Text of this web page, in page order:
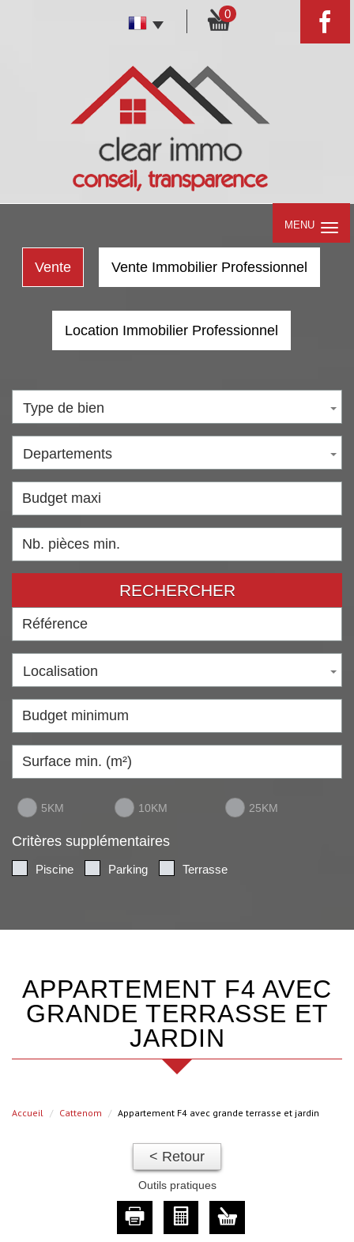
0
MENU
Vente Vente Immobilier Professionnel
Location Immobilier Professionnel
Type de bien
Departements
RECHERCHER
Localisation
5KM 10KM 25KM
Critères supplémentaires
Piscine Parking Terrasse
APPARTEMENT F4 AVEC
GRANDE TERRASSE ET
JARDIN
Accueil Cattenom Appartement F4 avec grande terrasse et jardin
< Retour
Outils pratiques